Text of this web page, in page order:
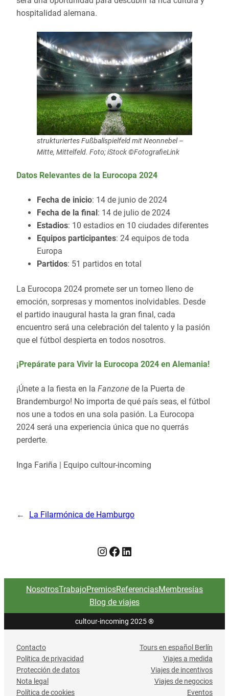
hospitalidad alemana.
strukturiertes Fußballspielfeld mit Neonnebel –
Mitte, Mittelfeld. Foto; iStock ©FotografieLink
Datos Relevantes de la Eurocopa 2024
Fecha de inicio: 14 de junio de 2024
Fecha de la final : 14 de julio de 2024
Estadios: 10 estadios en 10 ciudades diferentes
Equipos participantes: 24 equipos de toda
Europa
Partidos: 51 partidos en total
La Eurocopa 2024 promete ser un torneo lleno de
emoción, sorpresas y momentos inolvidables. Desde
el partido inaugural hasta la gran final, cada
encuentro será una celebración del talento y la pasión
que el fútbol despierta en todos nosotros.
¡Prepárate para Vivir la Eurocopa 2024 en Alemania!
¡Únete a la fiesta en la Fanzone de la Puerta de
Brandemburgo! No importa de qué país seas, el fútbol
nos une a todos en una sola pasión. La Eurocopa
2024 será una experiencia única que no querrás
perderte.
Inga Fariña | Equipo cultour-incoming
← La Filarmónica de Hamburgo
Instagram
Facebook
LinkedIn
NosotrosTrabajoPremiosReferenciasMembresías
Blog de viajes
cultour-incoming 2025®
Contacto
Política de privacidad
Protección de datos
Nota legal
Política de cookies
Tours en español Berlín
Viajes a medida
Viajes de incentivos
Viajes de negocios
Eventos